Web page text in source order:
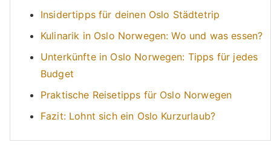
Insidertipps für deinen Oslo Städtetrip
Kulinarik in Oslo Norwegen: Wo und was essen?
Unterkünfte in Oslo Norwegen: Tipps für jedes
Budget
Praktische Reisetipps für Oslo Norwegen
Fazit: Lohnt sich ein Oslo Kurzurlaub?